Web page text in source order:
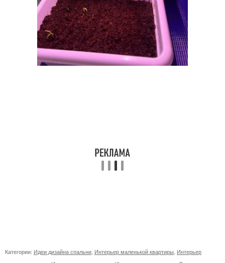
Категории: Идеи дизайна спальни, Интерьер маленькой квартиры, Интерьер